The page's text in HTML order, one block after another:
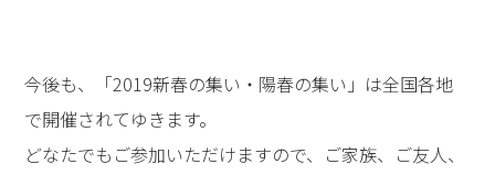
今後も、「2019新春の集い・陽春の集い」は全国各地
で開催されてゆきます。
どなたでもご参加いただけますので、ご家族、ご友人、